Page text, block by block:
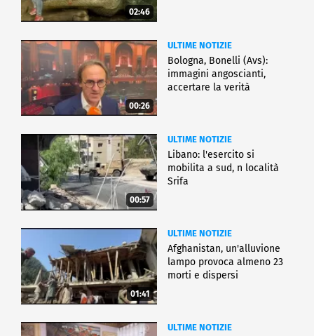
02:46
00:26
ULTIME NOTIZIE
Bologna, Bonelli (Avs):
immagini angoscianti,
accertare la verità
00:57
ULTIME NOTIZIE
Libano: l'esercito si
mobilita a sud, n località
Srifa
01:41
ULTIME NOTIZIE
Afghanistan, un'alluvione
lampo provoca almeno 23
morti e dispersi
ULTIME NOTIZIE